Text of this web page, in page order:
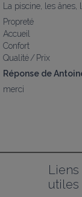
La piscine, les
Propreté
Accueil
Confort
Qualité / Prix
Réponse de
merci
Liens
utiles